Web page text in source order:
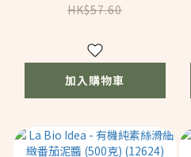
HK$57.60
加入購物車